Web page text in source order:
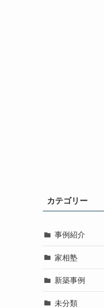
カテゴリー
事例紹介
家相塾
新築事例
未分類